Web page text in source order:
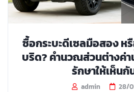
ซื้อกระบะดีเซลมือสอง ห
บริด? คำนวณส่วนต่างค่า
รักษาให้เห็น
admin 28/